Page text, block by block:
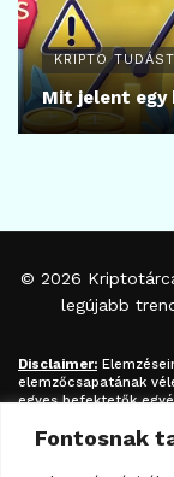
Fontosnak
KRIPTO
Mit jelent egy
© 2026
legújabb
Disclaimer:
elemzőcsapatának
egyes befektetők
befektetési
kriptovaluta / token /
eladására vonatkozó